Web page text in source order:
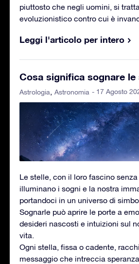
piuttosto che negli uomini, si
evoluzionistico contro cui è
Leggi l'articolo per intero
Cosa significa sognare le
Astrologia Astronomia - 17 Agosto
Le stelle, con il loro fascino
illuminano i sogni e la nostra
portandoci in un universo di
Sognarle può aprire le porte a
desideri nascosti e intuizioni sul
vita.
Ogni stella, fissa o cadente,
messaggio che intreccia